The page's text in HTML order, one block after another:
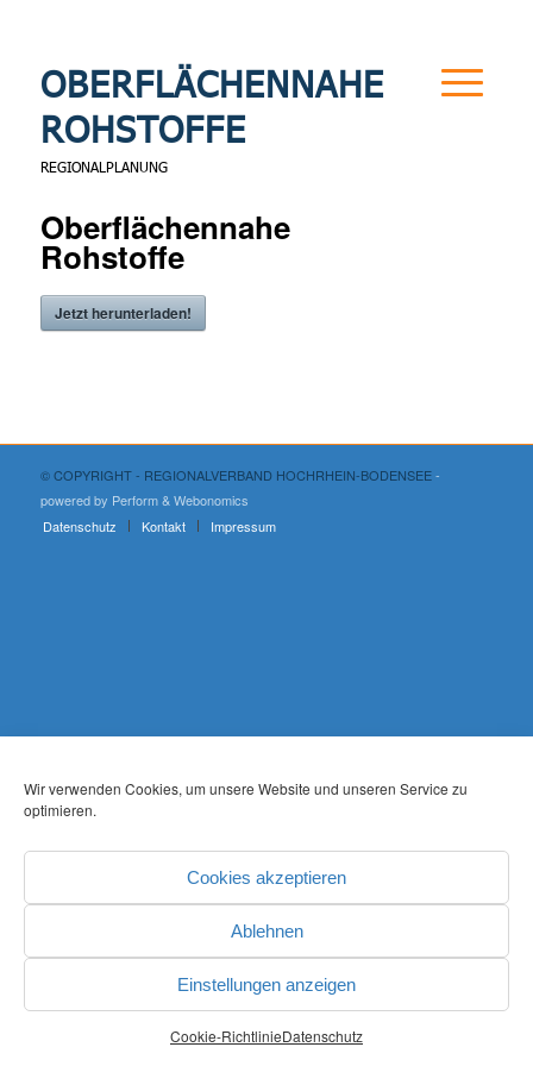
Wir verwenden Cookies, um unsere Website und unseren Service zu
optimieren.
Cookies akzeptieren
Ablehnen
Einstellungen anzeigen
Cookie-RichtlinieDatenschutz
OBERFLÄCHENNAHE
ROHSTOFFE
REGIONALPLANUNG
Oberflächennahe
Rohstoffe
Jetzt herunterladen!
© COPYRIGHT - REGIONALVERBAND HOCHRHEIN-BODENSEE-
powered by Perform & Webonomics
Datenschutz
Kontakt Impressum